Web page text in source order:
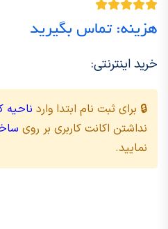
هزینه: تماس بگیرید
خرید اینترنتی:
🔒 برای ثبت نام ابتدا وارد ناحیه
نداشتن اکانت کاربری بر روی
نمایید.